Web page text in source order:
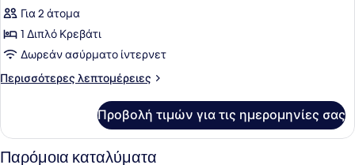
για
Δωμάτιο,
1
Διπλό
για
Για 2 άτομα
1 Διπλό Κρεβάτι
Δωρεάν ασύρματο ίντερνετ
Περισσότερες λεπτομέρειες
Περισσότερες
1
Προβολή τιμών για τις ημερομηνίες σας
Παρόμοια καταλύματα